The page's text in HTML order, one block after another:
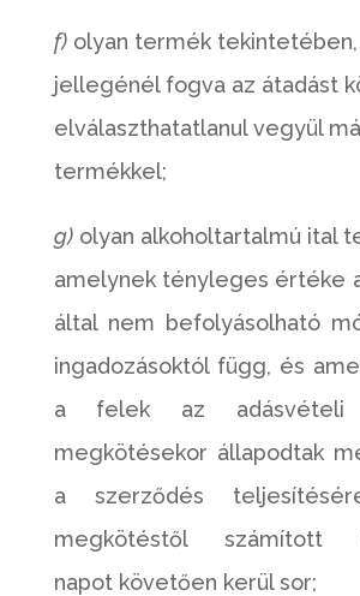
f)olyan termék
jellegénél fogva az átadást
elválaszthatatlanul vegyül
termékkel;
g)olyan alkoholtartalmú ital
amelynek tényleges értéke
által nem befolyásolható
ingadozásoktól függ, és
a felek az adásvételi
megkötésekor állapodtak
a szerződés
megkötéstől számított
napot követően kerül sor;